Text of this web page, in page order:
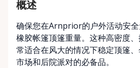
概述
确保您在Arnprior的户外活动安
橡胶帐篷顶篷重量。这种高密度
常适合在风大的情况下稳定顶篷、
市场和后院派对的必备品。